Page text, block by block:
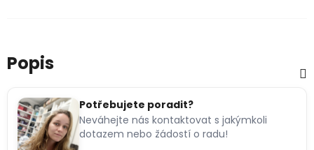
Popis
Potřebujete poradit?
Neváhejte nás kontaktovat s jakýmkoli
dotazem nebo žádostí o radu!